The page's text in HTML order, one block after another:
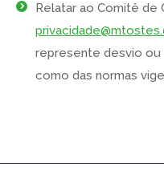
Relatar ao Comitê de
represente desvio ou
como das normas